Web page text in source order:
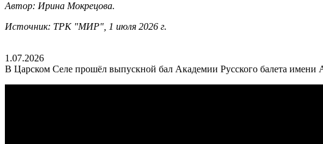
Автор: Ирина Мокрецова.
Источник: ТРК "МИР", 1 июля 2026 г.
1.07.2026
В Царском Селе прошёл выпускной бал Академии Русского балета имени